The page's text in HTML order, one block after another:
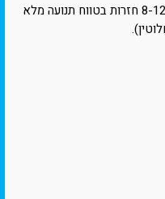
יש לבחור גרסה שמאפשרת ביצוע של 8-12 חזרות בטווח תנועה מלא